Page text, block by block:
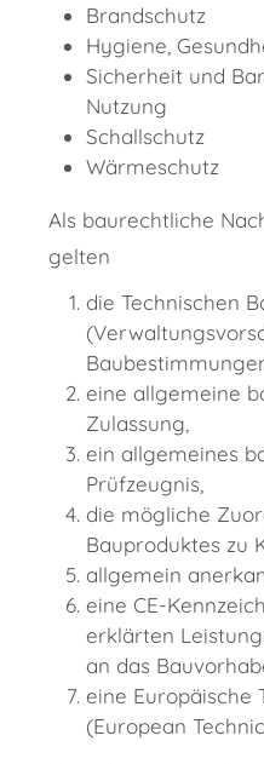
Brandschutz
Hygiene,
Sicherheit und
Nutzung
Schallschutz
Wärmeschutz
Als baurechtliche
gelten
die Technischen
Baubestimmungen
eine allgemeine
Zulassung,
ein allgemeines
Prüfzeugnis,
die mögliche
Bauproduktes zu
allgemein
eine CE-
erklärten
an das
eine Europäische
(European